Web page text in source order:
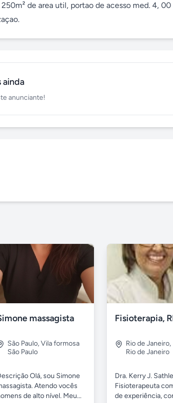
de area util, portao de acesso med. 4, 00
ainda
anunciante!
massagista
São Paulo,Vila formosa
São Paulo
Olá, sou Simone
Atendo vocês
de alto nível. Meu...
Rio de Janeiro,
Rio de Janeiro
Dra. Kerry J.
Fisioterapeuta
de experiência,